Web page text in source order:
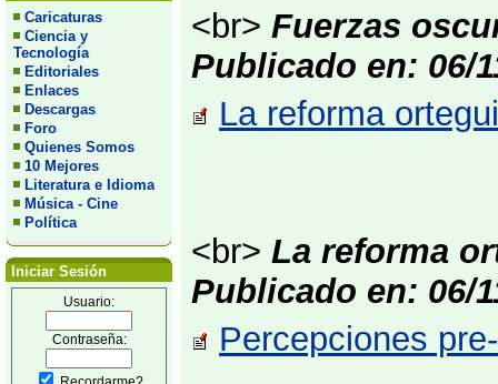
Caricaturas
Ciencia y
Tecnología
Editoriales
Enlaces
Descargas
Foro
Quienes Somos
10 Mejores
Literatura e Idioma
Música - Cine
Política
Iniciar Sesión
Usuario:
Contraseña:
<br> Fuerzas
Publicado en: 06/
La reforma
<br> La reforma
Publicado en: 06/
Percepciones